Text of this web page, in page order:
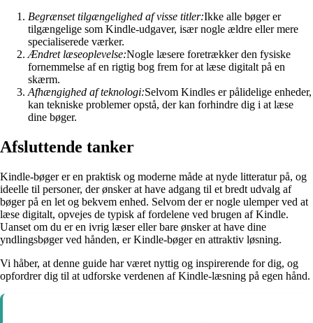
Begrænset tilgængelighed af visse titler:Ikke alle bøger er
tilgængelige som Kindle-udgaver, især nogle ældre eller mere
specialiserede værker.
Ændret læseoplevelse:Nogle læsere foretrækker den fysiske
fornemmelse af en rigtig bog frem for at læse digitalt på en
skærm.
Afhængighed af teknologi:Selvom Kindles er pålidelige enheder,
kan tekniske problemer opstå, der kan forhindre dig i at læse
dine bøger.
Afsluttende tanker
Kindle-bøger er en praktisk og moderne måde at nyde litteratur på, og
ideelle til personer, der ønsker at have adgang til et bredt udvalg af
bøger på en let og bekvem enhed. Selvom der er nogle ulemper ved at
læse digitalt, opvejes de typisk af fordelene ved brugen af Kindle.
Uanset om du er en ivrig læser eller bare ønsker at have dine
yndlingsbøger ved hånden, er Kindle-bøger en attraktiv løsning.
Vi håber, at denne guide har været nyttig og inspirerende for dig, og
opfordrer dig til at udforske verdenen af Kindle-læsning på egen hånd.